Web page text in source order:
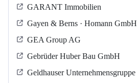
GARANT Immobilien
Gayen & Berns · Homann GmbH
GEA Group AG
Gebrüder Huber Bau GmbH
Geldhauser Unternehmensgruppe